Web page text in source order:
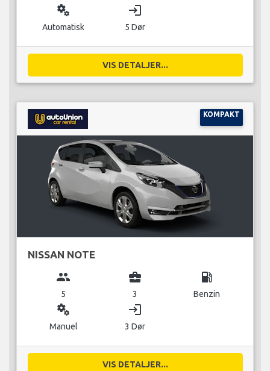
miscellaneous_services
Automatisk
login
5 Dør
VIS DETALJER...
KOMPAKT
NISSAN NOTE
group
5
business_center
3
local_gas_station
Benzin
miscellaneous_services
Manuel
login
3 Dør
VIS DETALJER...